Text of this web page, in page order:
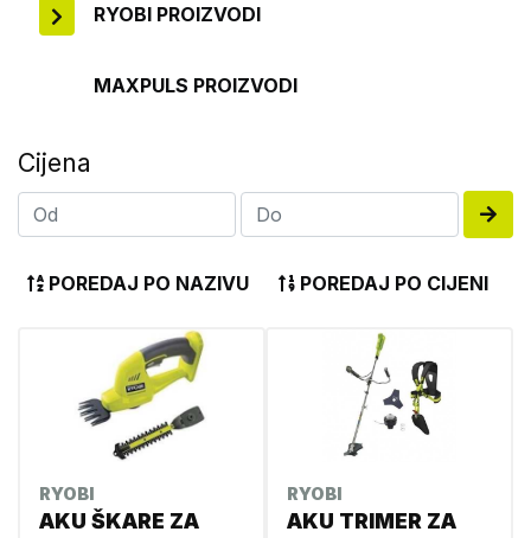
RYOBI PROIZVODI
MAXPULS PROIZVODI
Cijena
POREDAJ PO NAZIVU POREDAJ PO CIJENI
RYOBI
AKU ŠKARE ZA
RYOBI
AKU TRIMER ZA